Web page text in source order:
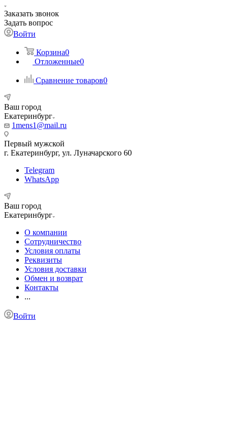
Заказать звонок
Задать вопрос
Войти
Корзина0
Отложенные0
Сравнение товаров0
Ваш город
Екатеринбург
1mens1@mail.ru
Первый мужской
г. Екатеринбург, ул. Луначарского 60
Telegram
WhatsApp
Ваш город
Екатеринбург
О компании
Сотрудничество
Условия оплаты
Реквизиты
Условия доставки
Обмен и возврат
Контакты
...
Войти